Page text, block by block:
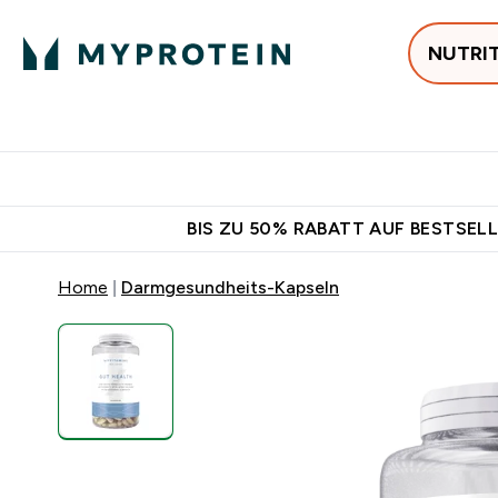
BIS ZU 50% RABATT AUF
Home Darmgesundheits-Kapseln